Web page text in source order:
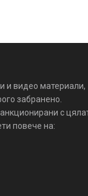
и видео материали,
забранено.
с
повече на: